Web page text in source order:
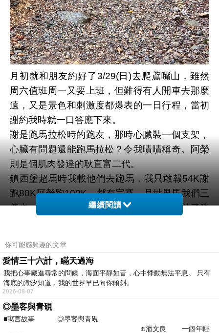
月初就和朋友約好了3/29(日)去爬鳶嘴山，雖然
周六值班周一又要上班，但難得有人開車去那麼
遠，又是景色和刺激度都爆表的一日行程，當初
謝約我時就一口答應下來。
謝是跑馬拉松時的跑友，那時心臟裝一個支架，
心臟有問題還能跑馬拉松？令我嘖嘖稱奇。阿榮
則是個肌肉發達的耿直富二代。
鎮西堡超馬時我載他們去跑馬，我只敢報54K謝
跑80K阿榮跑100K，都有完賽。月世界馬我們三
個也一起去跑，之後我因內側半月板破裂做了膝
道下小七上車。我從家裡騎機車過去還要半小
時，所以四點五十就起床，六點就到了小七。
六點十幾分時謝坐著阿榮的車來到小七，我們上
車就上了國道一號往台中去，謝看氣象，說有
10%機會下雨，我們都很樂觀，結果車到台中時
已天色灰蒙蒙，再開進山區已下起細雨，而且濃
繼續閱讀
你可能感興趣的文章
愛情三十六計，瞞天過海
我把心事藏進尋常的問候，海面平靜如昔，心中悸動無法平息。 只有
海底的潮汐知道，我的世界早已向你傾斜。
2026-08-07
◎墨客與青硯
■寓言故事 ◎墨客與青硯
⊕潘文良 一個年輕